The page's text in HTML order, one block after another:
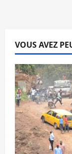
VOUS AVEZ